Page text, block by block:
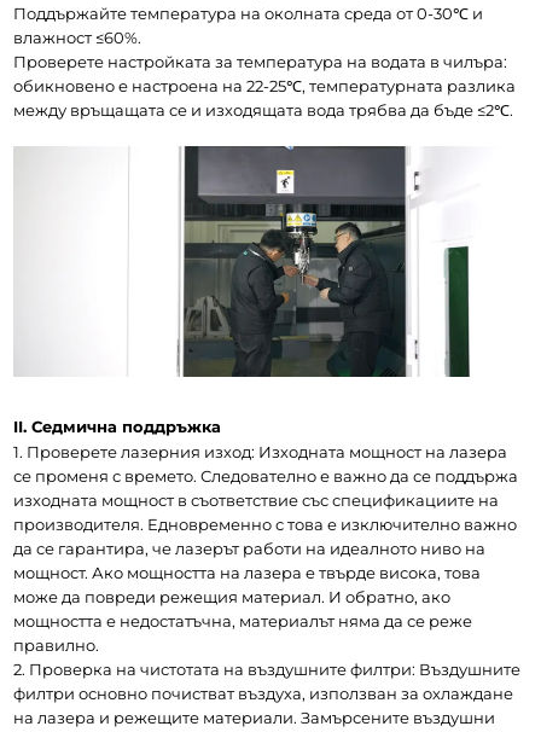
Поддържайте температура на околната среда от 0-30℃ и
влажност ≤60%.
Проверете настройката за температура на водата в чилъра:
обикновено е настроена на 22-25℃, температурната разлика
между връщащата се и изходящата вода трябва да бъде ≤2℃.
II. Седмична поддръжка
1. Проверете лазерния изход: Изходната мощност на лазера
се променя с времето. Следователно е важно да се поддържа
изходната мощност в съответствие със спецификациите на
производителя. Едновременно с това е изключително важно
да се гарантира, че лазерът работи на идеалното ниво на
мощност. Ако мощността на лазера е твърде висока, това
може да повреди режещия материал. И обратно, ако
мощността е недостатъчна, материалът няма да се реже
правилно.
2. Проверка на чистотата на въздушните филтри: Въздушните
филтри основно почистват въздуха, използван за охлаждане
на лазера и режещите материали. Замърсените въздушни